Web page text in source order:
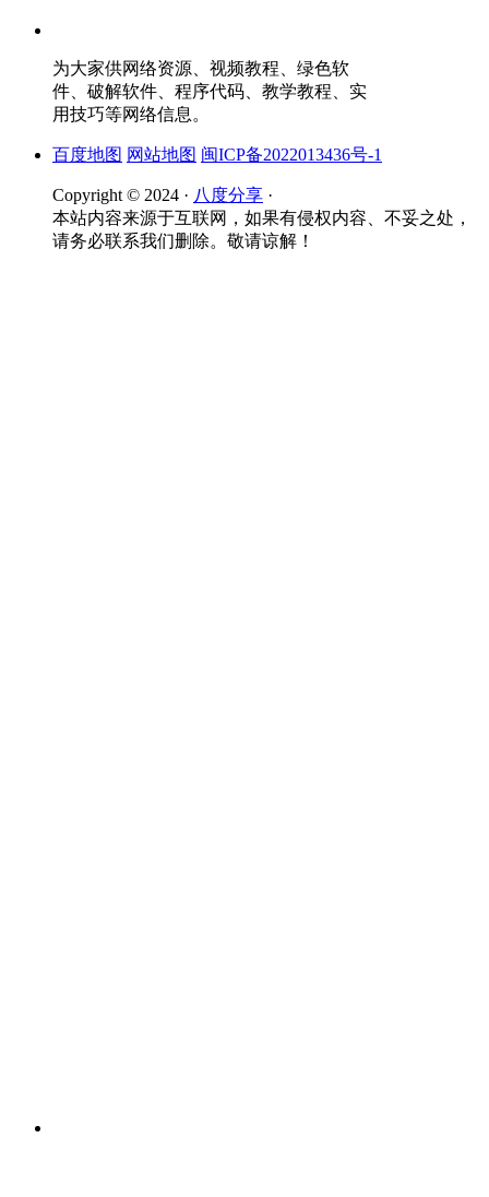
为大家供网络资源、视频教程、绿色软
件、破解软件、程序代码、教学教程、实
用技巧等网络信息。
百度地图 网站地图 闽ICP备2022013436号-1
Copyright © 2024 · 八度分享 ·
本站内容来源于互联网，如果有侵权内容、不妥之处，
请务必联系我们删除。敬请谅解！